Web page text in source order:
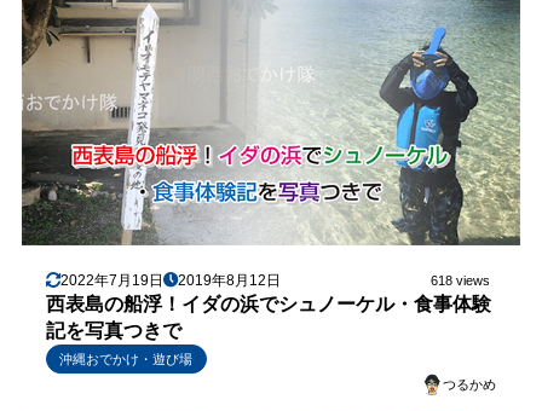
2022年7月19日 2019年8月12日 618 views
西表島の船浮！イダの浜でシュノーケル・食事体験
記を写真つきで
沖縄おでかけ・遊び場
つるかめ